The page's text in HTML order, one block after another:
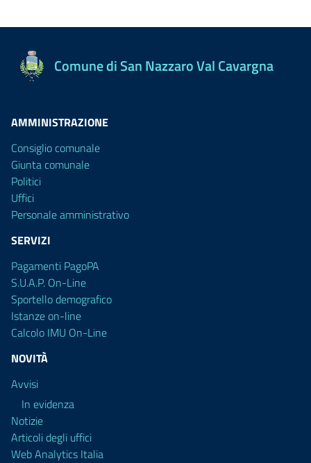
Comune di San Nazzaro Val Cavargna
AMMINISTRAZIONE
Consiglio comunale
Giunta comunale
Politici
Uffici
Personale amministrativo
SERVIZI
Pagamenti PagoPA
S.U.A.P. On-Line
Sportello demografico
Istanze on-line
Calcolo IMU On-Line
NOVITÀ
Avvisi
In evidenza
Notizie
Articoli degli uffici
Web Analytics Italia